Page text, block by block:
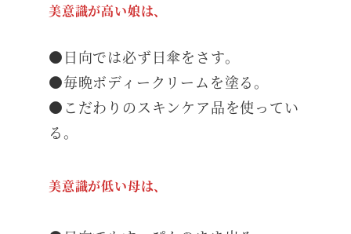
美意識が高い娘は、
●日向では必ず日傘をさす。
●毎晩ボディークリームを塗る。
●こだわりのスキンケア品を使ってい
る。
美意識が低い母は、